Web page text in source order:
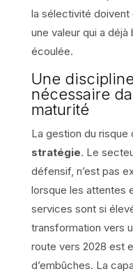
la sélectivité
une valeur qui a déjà
écoulée.
Une
nécessaire
maturité
La gestion du
stratégie. Le
défensif, n’est pas
lorsque les attentes
services sont si
transformation vers
route vers 2028 est
d’embûches. La